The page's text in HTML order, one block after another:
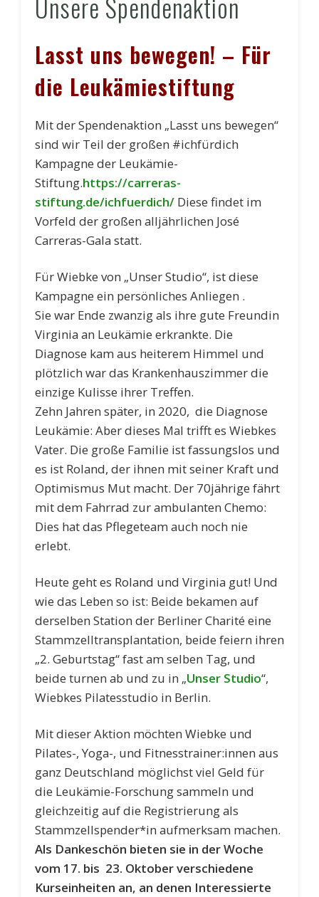
Lasst uns bewegen! – Für
die Leukämiestiftung
Mit der Spendenaktion „Lasst uns bewegen“
sind wir Teil der großen #ichfürdich
Kampagne der Leukämie-
Stiftung.https://carreras-
stiftung.de/ichfuerdich/Diese findet im
Vorfeld der großen alljährlichen José
Carreras-Gala statt.
Für Wiebke von „Unser Studio“, ist diese
Kampagne ein persönliches Anliegen .
Sie war Ende zwanzig als ihre gute Freundin
Virginia an Leukämie erkrankte. Die
Diagnose kam aus heiterem Himmel und
plötzlich war das Krankenhauszimmer die
einzige Kulisse ihrer Treffen.
Zehn Jahren später, in 2020, die Diagnose
Leukämie: Aber dieses Mal trifft es Wiebkes
Vater. Die große Familie ist fassungslos und
es ist Roland, der ihnen mit seiner Kraft und
Optimismus Mut macht. Der 70jährige fährt
mit dem Fahrrad zur ambulanten Chemo:
Dies hat das Pflegeteam auch noch nie
erlebt.
Heute geht es Roland und Virginia gut! Und
wie das Leben so ist: Beide bekamen auf
derselben Station der Berliner Charité eine
Stammzelltransplantation, beide feiern ihren
„2. Geburtstag“ fast am selben Tag, und
beide turnen ab und zu in „Unser Studio“,
Wiebkes Pilatesstudio in Berlin.
Mit dieser Aktion möchten Wiebke und
Pilates-, Yoga-, und Fitnesstrainer:innen aus
ganz Deutschland möglichst viel Geld für
die Leukämie-Forschung sammeln und
gleichzeitig auf die Registrierung als
Stammzellspender*in aufmerksam machen.
Als Dankeschön bieten sie in der Woche
vom 17. bis 23. Oktoberverschiedene
Kurseinheiten an, an denen Interessierte